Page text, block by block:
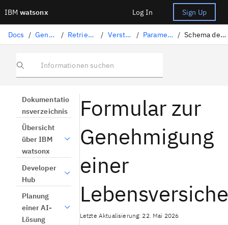
IBM watsonx Log In Sign Up
Docs / Generative KI-Lösungen / Retrieval-Augmented Generation / Verstehen von Dokumenten / Parameter für die Textverarbeitung / Schema der Standard-Lebensversicherungsgenehmigung
Informationen suchen
Dokumentatio
nsverzeichnis
Übersicht
über IBM
watsonx
Developer
Hub
Planung
einer AI-
Lösung
Formular zur
Genehmigung
einer
Letzte Aktualisierung: 22. Mai 2026